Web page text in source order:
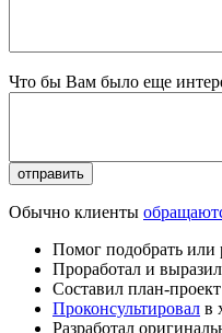
Что бы Вам было еще
Обычно клиенты
Помог подобрать или
Проработал и
Составил план-проект
Проконсультировал в
Разработал